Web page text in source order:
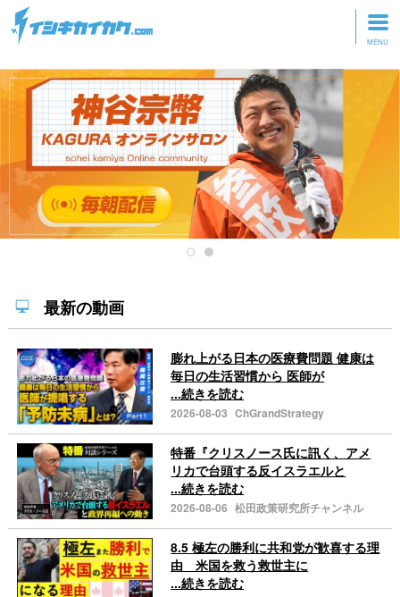
トップページ
動画を見る
記事を読む
セミナーに参加
研修・ツアーに参加
最新の動画
膨れ上がる日本の医療費問題 健康は
毎日の生活習慣から 医師が
...続きを読む
2026-08-03 ChGrandStrategy
特番『クリスノース氏に訊く、アメ
リカで台頭する反イスラエルと
...続きを読む
2026-08-06 松田政策研究所チャンネル
8.5 極左の勝利に共和党が歓喜する理
由 米国を救う救世主に
...続きを読む